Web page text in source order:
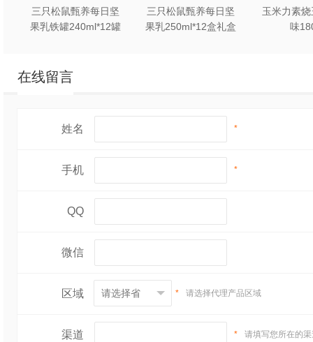
三只松鼠甄养每日坚
果乳铁罐240ml*12罐
三只松鼠甄养每日坚
果乳250ml*12盒礼盒
玉米力素
味
在线留言
姓名 *
手机 *
QQ
微信
区域 * 请选择代理产品区域
渠道 * 请填写您所在的